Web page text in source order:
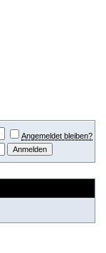
Angemeldet bleiben?